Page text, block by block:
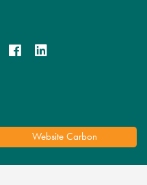
Website Carbon